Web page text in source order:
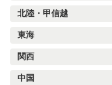
北陸・甲信越
東海
関西
中国